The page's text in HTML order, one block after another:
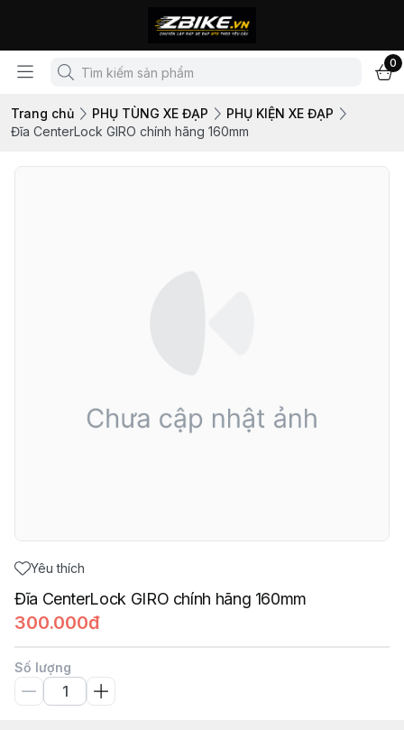
0
Trang chủ PHỤ TÙNG XE ĐẠP
PHỤ KIỆN XE ĐẠP
Đĩa CenterLock GIRO chính hãng 160mm
Yêu thích
Đĩa CenterLock GIRO chính hãng 160mm
300.000đ
Số lượng